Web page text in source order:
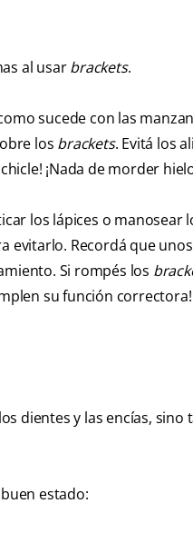
al usarbrackets.
sucede con las
los brackets. Evitá los
¡Nada de morder
los lápices o manosear
evitarlo. Recordá que unos
Si rompés los
su función correctora!
dientes y las encías, sino
estado: